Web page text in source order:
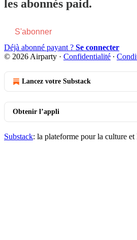
les abonnés paid.
S'abonner
Déjà abonné payant ? Se connecter
© 2026 Airparty · Confidentialité ∙
Lancez votre Substack
Obtenir l’appli
Substack: la plateforme pour la culture et